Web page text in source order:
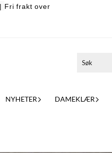
Fri frakt over
NYHETER DAMEKLÆR